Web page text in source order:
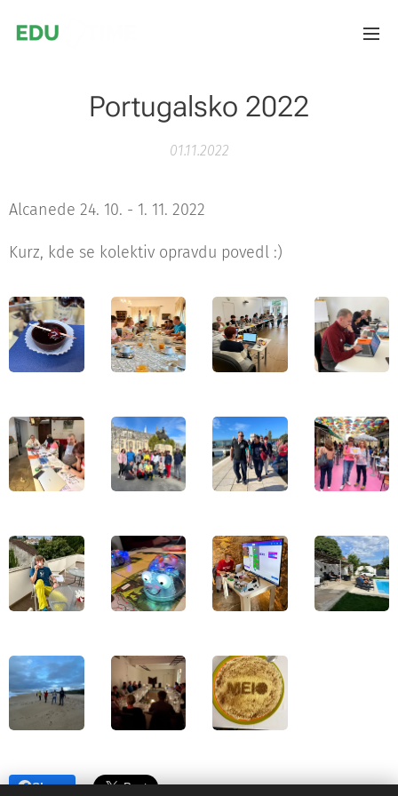
Portugalsko 2022
01.11.2022
Alcanede 24. 10. - 1. 11. 2022
Kurz, kde se kolektiv opravdu povedl :)
Share